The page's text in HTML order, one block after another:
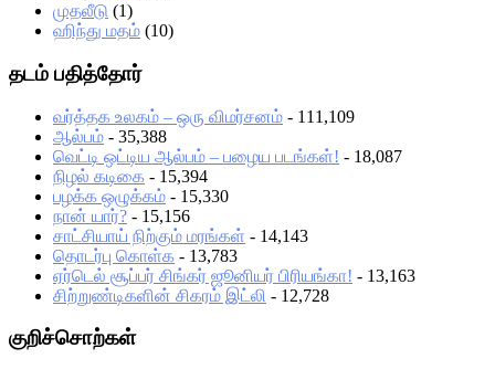
முதலீடு (1)
ஹிந்து மதம் (10)
தடம் பதித்தோர்
வர்த்தக உலகம் – ஒரு விமர்சனம் - 111,109
ஆல்பம் - 35,388
வெட்டி ஒட்டிய ஆல்பம் – பழைய படங்கள்! - 18,087
நிழல் கடிகை - 15,394
பழக்க ஒழுக்கம் - 15,330
நான் யார்? - 15,156
சாட்சியாய் நிற்கும் மரங்கள் - 14,143
தொடர்பு கொள்க - 13,783
ஏர்டெல் சூப்பர் சிங்கர் ஜூனியர் பிரியங்கா! - 13,163
சிற்றுண்டிகளின் சிகரம் இட்லி - 12,728
குறிச்சொற்கள்